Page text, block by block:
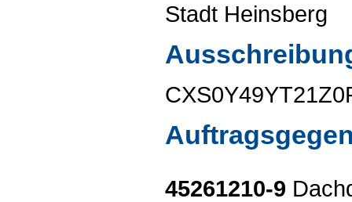
Stadt Heinsberg
45261210-9